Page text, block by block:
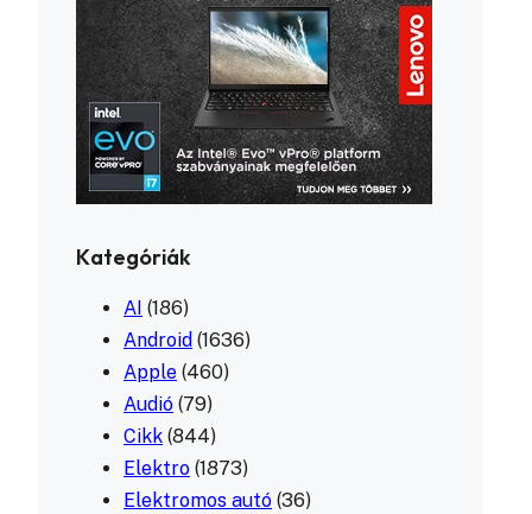
Kategóriák
AI (186)
Android (1636)
Apple (460)
Audió (79)
Cikk (844)
Elektro (1873)
Elektromos autó (36)